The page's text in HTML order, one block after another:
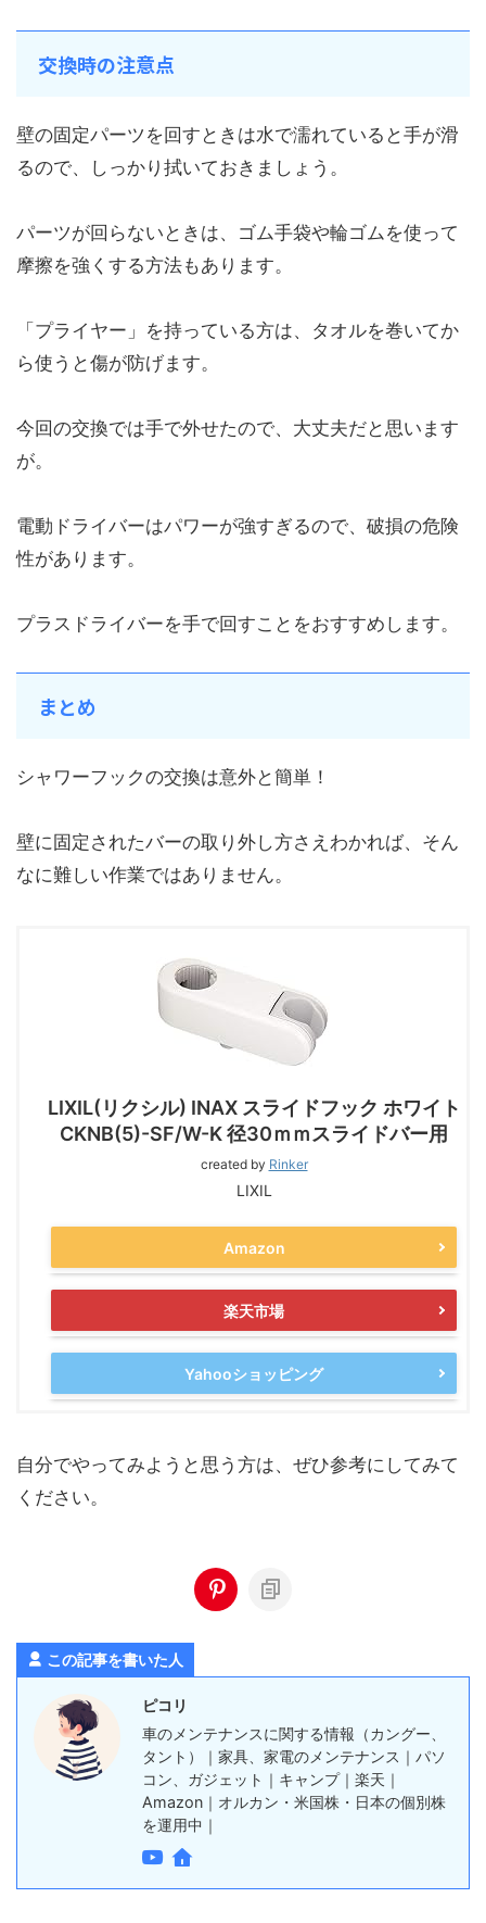
交換時の注意点
壁の固定パーツを回すときは水で濡れていると手が滑
るので、しっかり拭いておきましょう。
パーツが回らないときは、ゴム手袋や輪ゴムを使って
摩擦を強くする方法もあります。
「プライヤー」を持っている方は、タオルを巻いてか
ら使うと傷が防げます。
今回の交換では手で外せたので、大丈夫だと思います
が。
電動ドライバーはパワーが強すぎるので、破損の危険
性があります。
プラスドライバーを手で回すことをおすすめします。
まとめ
シャワーフックの交換は意外と簡単！
壁に固定されたバーの取り外し方さえわかれば、そん
なに難しい作業ではありません。
LIXIL(リクシル) INAX スライドフック ホワイト
CKNB(5)-SF/W-K 径30ｍｍスライドバー用
created by Rinker
LIXIL
Amazon
楽天市場
Yahooショッピング
自分でやってみようと思う方は、ぜひ参考にしてみて
ください。
この記事を書いた人
ピコリ
車のメンテナンスに関する情報（カングー、
タント）｜家具、家電のメンテナンス｜パソ
コン、ガジェット｜キャンプ｜楽天｜
Amazon｜オルカン・米国株・日本の個別株
を運用中｜